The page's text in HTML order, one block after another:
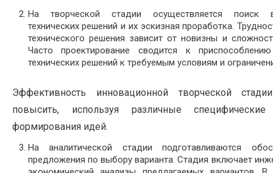
На творческой стадии осуществляется поиск
технических решений и их эскизная проработка.
технического решения зависит от новизны и
Часто проектирование сводится к
технических решений к требуемым условиям и
Эффективность инновационной творческой
повысить, используя различные
формирования идей.
На аналитической стадии подготавливаются
предложения по выбору варианта. Стадия включает